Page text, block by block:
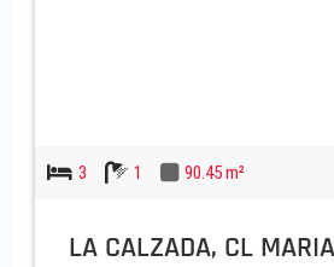
3 1 90.45 m²
LA CALZADA, CL